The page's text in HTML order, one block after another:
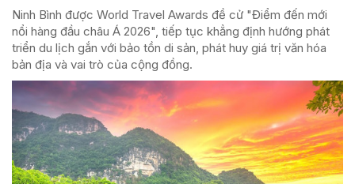
Ninh Bình được World Travel Awards đề cử "Điểm đến mới
nổi hàng đầu châu Á 2026", tiếp tục khẳng định hướng phát
triển du lịch gắn với bảo tồn di sản, phát huy giá trị văn hóa
bản địa và vai trò của cộng đồng.